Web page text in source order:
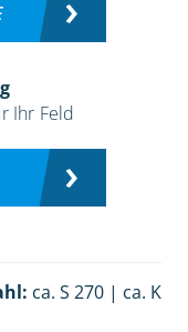
Ihr Feld
ca. S 270 | ca. K